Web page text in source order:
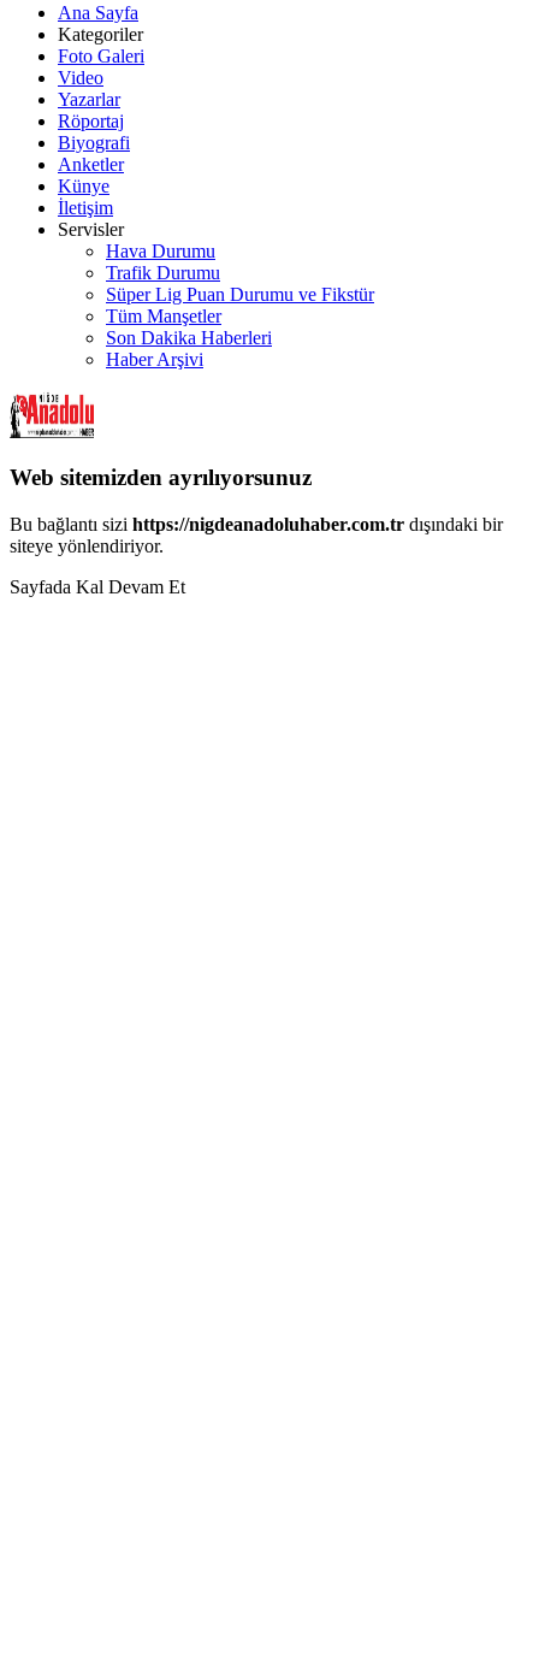
Ana Sayfa
Kategoriler
Foto Galeri
Video
Yazarlar
Röportaj
Biyografi
Anketler
Künye
İletişim
Servisler
Hava Durumu
Trafik Durumu
Süper Lig Puan Durumu ve Fikstür
Tüm Manşetler
Son Dakika Haberleri
Haber Arşivi
Web sitemizden ayrılıyorsunuz
Bu bağlantı sizi https://nigdeanadoluhaber.com.tr dışındaki bir
siteye yönlendiriyor.
Sayfada Kal Devam Et